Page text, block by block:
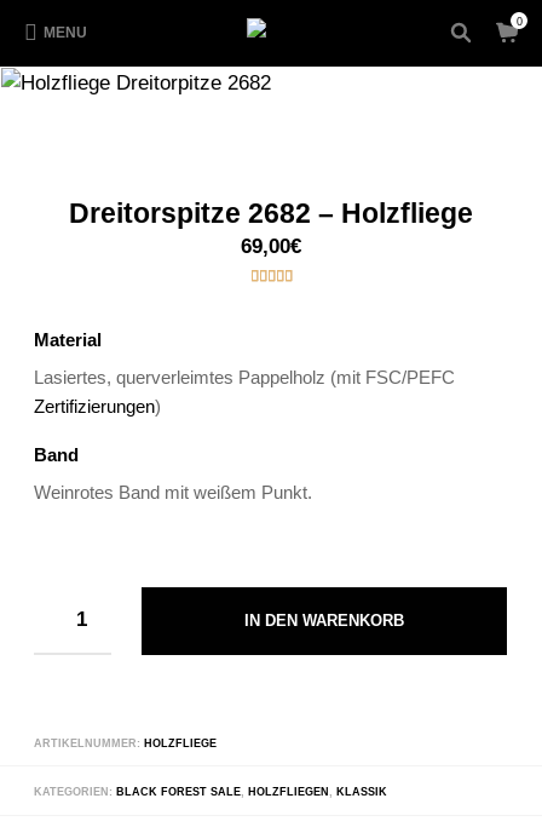
MENU
0
Dreitorspitze 2682 – Holzfliege
69,00€
Material
Lasiertes, querverleimtes Pappelholz (mit FSC/PEFC
Zertifizierungen)
Band
Weinrotes Band mit weißem Punkt.
IN DEN WARENKORB
ARTIKELNUMMER:HOLZFLIEGE
KATEGORIEN:BLACK FOREST SALE,HOLZFLIEGEN,KLASSIK